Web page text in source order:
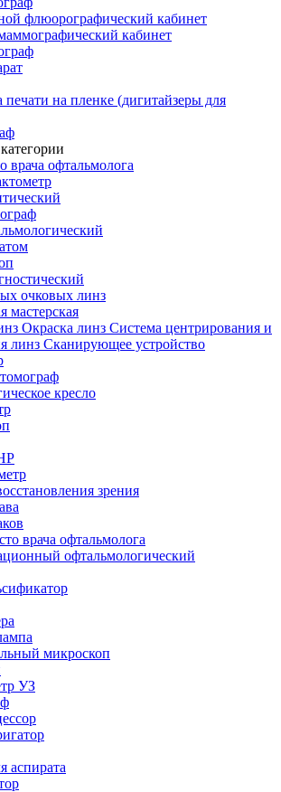
флюорографический кабинет
кабинет
печати на пленке (дигитайзеры для
врача офтальмолога
очковых линз
мастерская
Окраска линз Система центрирования и
линз Сканирующее устройство
кресло
зрения
врача офтальмолога
офтальмологический
микроскоп
УЗ
аспирата